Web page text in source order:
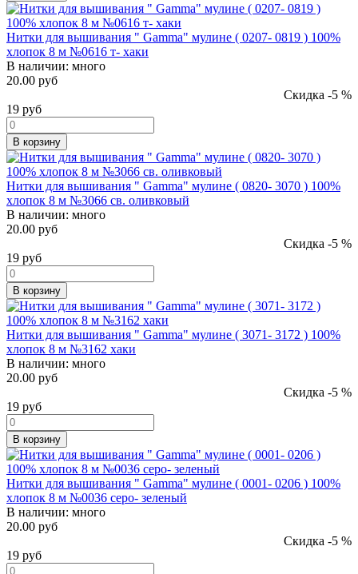
Нитки для вышивания " Gamma" мулине ( 0207- 0819 ) 100%
хлопок 8 м №0616 т- хаки
В наличии: много
20.00 руб
Скидка -5 %
19 руб
В корзину
Нитки для вышивания " Gamma" мулине ( 0820- 3070 ) 100%
хлопок 8 м №3066 св. оливковый
В наличии: много
20.00 руб
Скидка -5 %
19 руб
В корзину
Нитки для вышивания " Gamma" мулине ( 3071- 3172 ) 100%
хлопок 8 м №3162 хаки
В наличии: много
20.00 руб
Скидка -5 %
19 руб
В корзину
Нитки для вышивания " Gamma" мулине ( 0001- 0206 ) 100%
хлопок 8 м №0036 серо- зеленый
В наличии: много
20.00 руб
Скидка -5 %
19 руб